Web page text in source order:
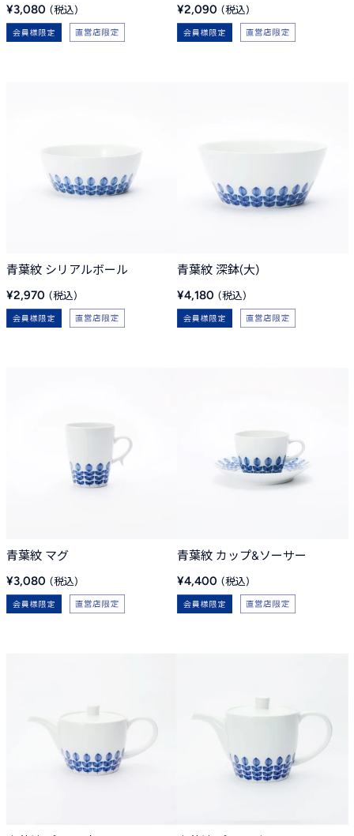
販
売
価
格
¥3,080
販
売
価
格
¥2,090
青葉紋 シリアルボール
販
売
価
格
¥2,970
青葉紋 深鉢(大)
販
売
価
格
¥4,180
青葉紋 マグ
販
売
価
格
¥3,080
青葉紋 カップ&ソーサー
販
売
価
格
¥4,400